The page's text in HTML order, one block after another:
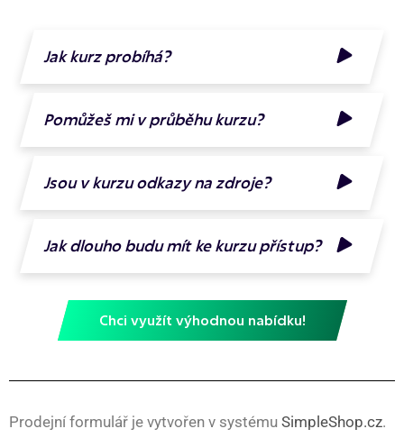
Jak kurz probíhá?
Pomůžeš mi v průběhu kurzu?
Jsou v kurzu odkazy na zdroje?
Jak dlouho budu mít ke kurzu přístup?
Chci využít výhodnou nabídku!
Prodejní formulář je vytvořen v systému SimpleShop.cz.